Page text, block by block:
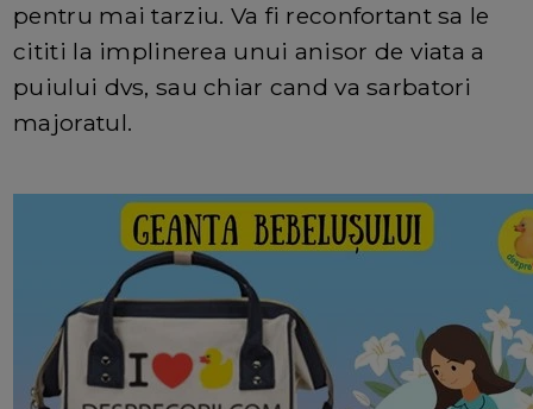
pentru mai tarziu. Va fi reconfortant sa le
cititi la implinerea unui anisor de viata a
puiului dvs, sau chiar cand va sarbatori
majoratul.